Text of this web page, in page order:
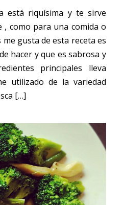
está riquísima y te sirve
como para una comida o
gusta de esta receta es
hacer y que es sabrosa y
principales lleva
utilizado de la variedad
[…]